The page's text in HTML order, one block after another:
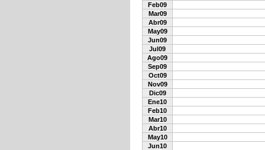
Feb09
Mar09
Abr09
May09
Jun09
Jul09
Ago09
Sep09
Oct09
Nov09
Dic09
Ene10
Feb10
Mar10
Abr10
May10
Jun10